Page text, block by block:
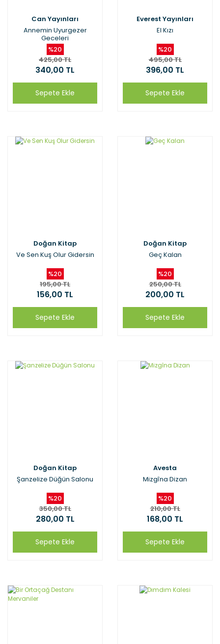
Can Yayınları
Annemin Uyurgezer
Geceleri
%20
425,00 TL
340,00 TL
Sepete Ekle
Everest Yayınları
El Kızı
%20
495,00 TL
396,00 TL
Sepete Ekle
Doğan Kitap
Ve Sen Kuş Olur Gidersin
%20
195,00 TL
156,00 TL
Sepete Ekle
Doğan Kitap
Geç Kalan
%20
250,00 TL
200,00 TL
Sepete Ekle
Doğan Kitap
Şanzelize Düğün Salonu
%20
350,00 TL
280,00 TL
Sepete Ekle
Avesta
Mizgîna Dizan
%20
210,00 TL
168,00 TL
Sepete Ekle